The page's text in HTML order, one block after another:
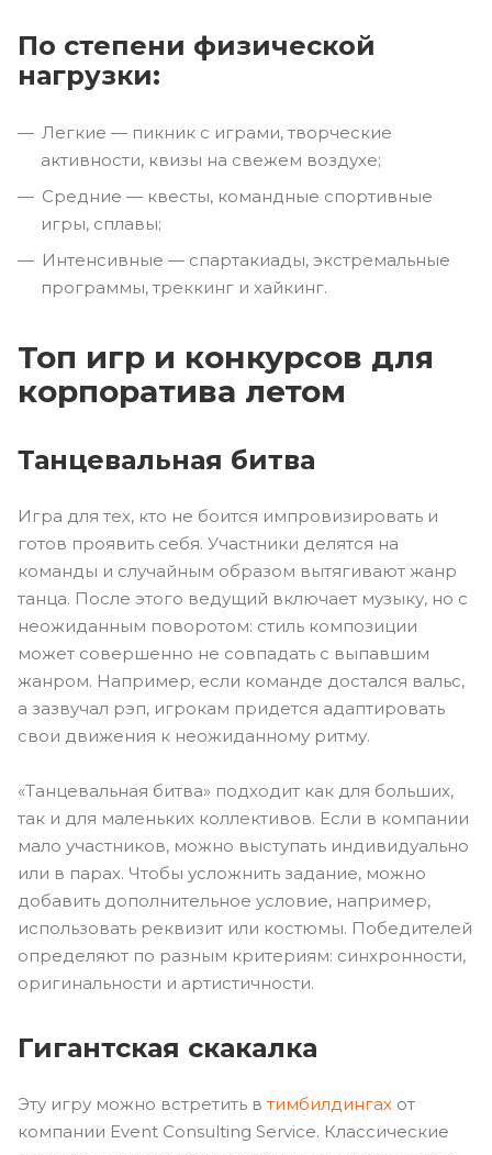
По степени физической
нагрузки:
Легкие — пикник с играми, творческие
активности, квизы на свежем воздухе;
Средние — квесты, командные спортивные
игры, сплавы;
Интенсивные — спартакиады, экстремальные
программы, треккинг и хайкинг.
Топ игр и конкурсов для
корпоратива летом
Танцевальная битва
Игра для тех, кто не боится импровизировать и
готов проявить себя. Участники делятся на
команды и случайным образом вытягивают жанр
танца. После этого ведущий включает музыку, но с
неожиданным поворотом: стиль композиции
может совершенно не совпадать с выпавшим
жанром. Например, если команде достался вальс,
а зазвучал рэп, игрокам придется адаптировать
свои движения к неожиданному ритму.
«Танцевальная битва» подходит как для больших,
так и для маленьких коллективов. Если в компании
мало участников, можно выступать индивидуально
или в парах. Чтобы усложнить задание, можно
добавить дополнительное условие, например,
использовать реквизит или костюмы. Победителей
определяют по разным критериям: синхронности,
оригинальности и артистичности.
Гигантская скакалка
Эту игру можно встретить в тимбилдингах от
компании Event Consulting Service. Классические